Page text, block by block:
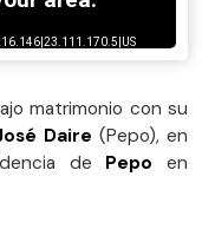
matrimonio con su
Daire (Pepo), en
de Pepo en